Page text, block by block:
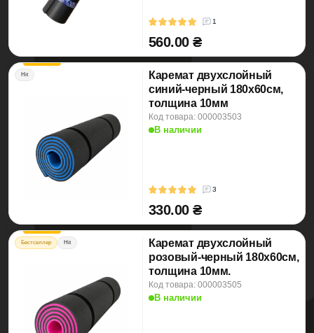
1
560.00 ₴
Hit
Каремат двухслойный
синий-черный 180х60см,
толщина 10мм
Код товара: 000003503
В наличии
3
330.00 ₴
Бестселлер Hit
Каремат двухслойный
розовый-черный 180х60см,
толщина 10мм.
Код товара: 000003505
В наличии